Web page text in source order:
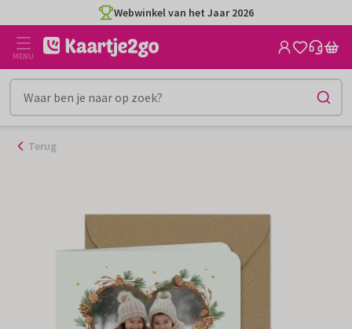
naar
inhoud
Webwinkel van het Jaar 2026
MENU
Terug